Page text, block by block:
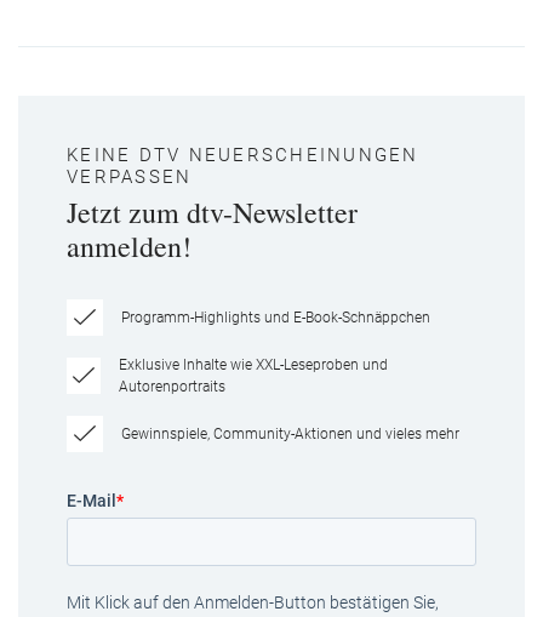
KEINE DTV NEUERSCHEINUNGEN
VERPASSEN
Jetzt zum dtv-Newsletter
anmelden!
Programm-Highlights und E-Book-Schnäppchen
Exklusive Inhalte wie XXL-Leseproben und
Autorenportraits
Gewinnspiele, Community-Aktionen und vieles mehr
E-Mail *
Mit Klick auf den Anmelden-Button bestätigen Sie,